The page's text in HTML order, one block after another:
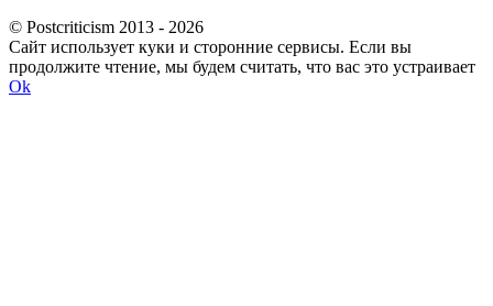
© Postcriticism 2013 - 2026
Сайт использует куки и сторонние сервисы. Если вы
продолжите чтение, мы будем считать, что вас это устраивает
Ok